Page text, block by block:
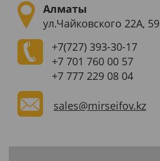
Алматы
ул.Чайковского 22А, 59
+7(727) 393-30-17
+7 701 760 00 57
+7 777 229 08 04
sales@mirseifov.kz